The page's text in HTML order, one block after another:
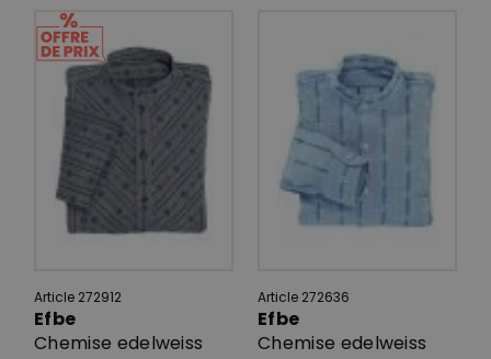
Article 272912
Efbe
Chemise edelweiss
Article 272636
Efbe
Chemise edelweiss